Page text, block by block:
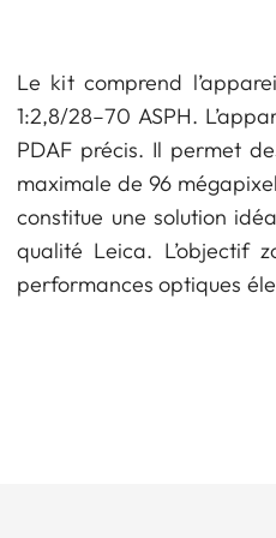
Le kit comprend
1:2,8/28–70 ASPH.
PDAF précis. Il permet
maximale de 96
constitue une solution
qualité Leica. L’objectif
performances optiques